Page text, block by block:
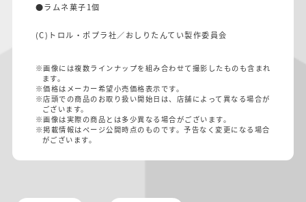
●ラムネ菓子1個
(C)トロル・ポプラ社／おしりたんてい製作委員会
※画像には複数ラインナップを組み合わせて撮影したものも含まれ
ます。
※価格はメーカー希望小売価格表示です。
※店頭での商品のお取り扱い開始日は、店舗によって異なる場合が
ございます。
※画像は実際の商品とは多少異なる場合がございます。
※掲載情報はページ公開時点のものです。予告なく変更になる場合
がございます。